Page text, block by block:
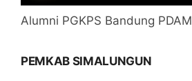
Alumni PGKPS Bandung PDAM
PEMKAB SIMALUNGUN